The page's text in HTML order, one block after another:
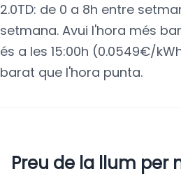
2.0TD: de 0 a 8h entre
setmana. Avui l'hora més
és a les 15:00h (0.0549€/
barat que l'hora punta.
Preu de la llum per